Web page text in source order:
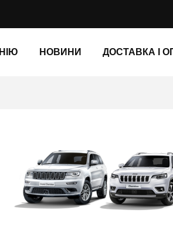
НОВИНИ ДОСТАВКА І